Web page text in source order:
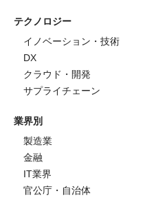
テクノロジー
イノベーション・技術
DX
クラウド・開発
サプライチェーン
業界別
製造業
金融
IT業界
官公庁・自治体